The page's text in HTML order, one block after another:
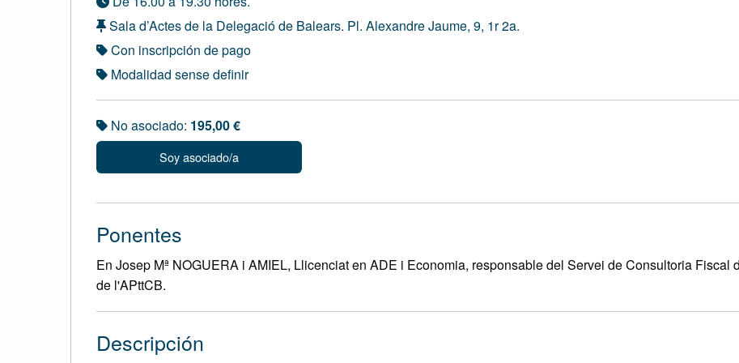
Sala d’Actes de la Delegació de Balears. Pl. Alexandre Jaume, 9, 1r 2a.
Con inscripción de pago
Modalidad sense definir
No asociado: 195,00 €
Soy asociado/a
Ponentes
En Josep Mª NOGUERA i AMIEL, Llicenciat en ADE i Economia, responsable del Servei de Consultoria Fiscal
de l'APttCB.
Descripción